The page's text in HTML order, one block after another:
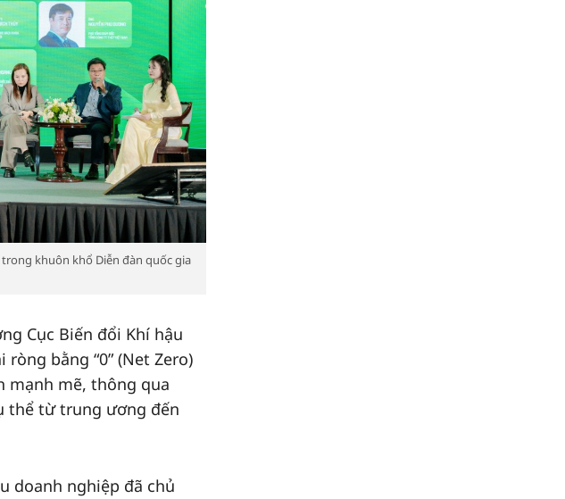
khuôn khổ Diễn đàn quốc gia
Cục Biến đổi Khí hậu
bằng “0” (Net Zero)
mạnh mẽ, thông qua
thể từ trung ương đến
doanh nghiệp đã chủ